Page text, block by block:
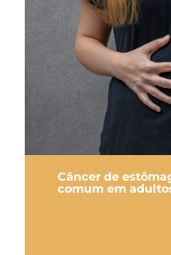
Câncer de
comum em